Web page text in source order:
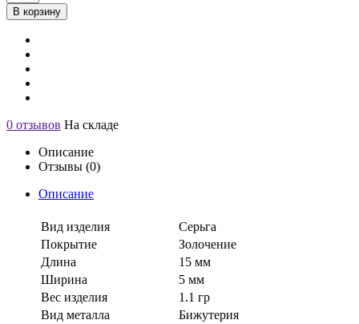
В корзину
0 отзывов На складе
Описание
Отзывы (0)
Описание
Вид изделия
Серьга
Покрытие
Золочение
Длина
15 мм
Ширина
5 мм
Вес изделия
1.1 гр
Вид металла
Бижутерия